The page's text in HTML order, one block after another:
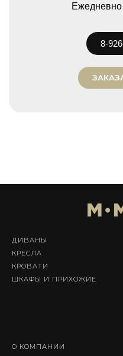
Ежедневно
8-
ДИВАНЫ
КРЕСЛА
КРОВАТИ
ШКАФЫ И ПРИХОЖИЕ
О КОМПАНИИ